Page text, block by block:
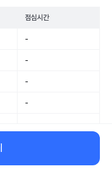
점심시간
-
-
-
-
-